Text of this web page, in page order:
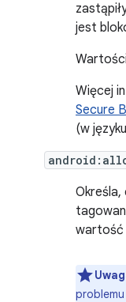
jest
Więcej
Secure
(w
Określa,